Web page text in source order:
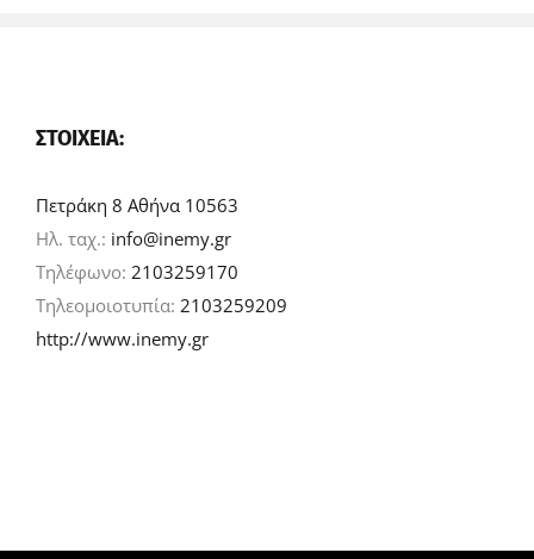
ΣΤΟΙΧΕΊΑ:
Πετράκη 8 Αθήνα 10563
Ηλ. ταχ.: info@inemy.gr
Τηλέφωνο: 2103259170
Τηλεομοιοτυπία: 2103259209
http://www.inemy.gr